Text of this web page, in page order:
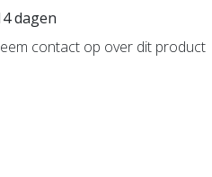
dagen
contact op over dit product